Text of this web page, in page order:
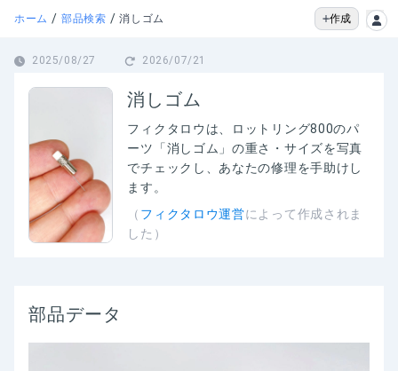
ホーム / 部品検索 / 消しゴム 作成
2025/08/27 2026/07/21
消しゴム
フィクタロウは、
ロットリング800のパ
ーツ「消しゴム」の重さ・サイズを写真
でチェックし、あなたの修理を手助けし
ます。
（ フィクタロウ運営によって作成されま
した）
部品データ